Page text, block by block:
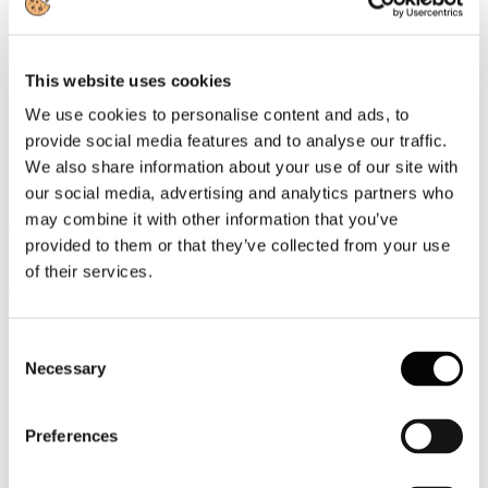
This website uses cookies
We use cookies to personalise content and ads, to
provide social media features and to analyse our traffic.
We also share information about your use of our site with
our social media, advertising and analytics partners who
may combine it with other information that you’ve
provided to them or that they’ve collected from your use
of their services.
Selection
Necessary
Preferences
Giugno
News 2026
Eumetra: le vacanze sono una priorità
Gli italiani non rinunciano alle vacanze, anche in un contesto di
rincari, e continuano a considerarle una priorità essenziale per il
proprio benessere personale secondo quanto emerge dalla nuova
ricerca realizzata da Eumetra, agenzia di ricerca e insight generation,
dedicata al nuovo significato delle vacanze estive e ai
comportamenti di consumo legati al turismo.
Leggi tutto...
2026
News 2026
Assomarinas vince per la seconda volta al Tar Lazio sull’erroneo
adeguamento Istat dei canoni demaniali 2023